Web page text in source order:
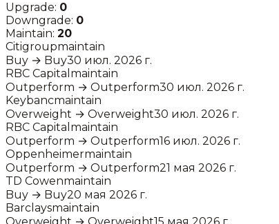
Upgrade: 0
Downgrade: 0
Maintain: 20
Citigroupmaintain
Buy → Buy30 июл. 2026 г.
RBC Capital maintain
Outperform → Outperform30 июл. 2026 г.
Keybancmaintain
Overweight → Overweight30 июл. 2026 г.
RBC Capital maintain
Outperform → Outperform16 июл. 2026 г.
Oppenheimermaintain
Outperform → Outperform21 мая 2026 г.
TD Cowenmaintain
Buy → Buy20 мая 2026 г.
Barclaysmaintain